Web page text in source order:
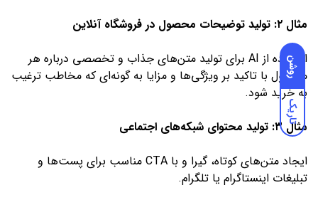
روشن
تاریک
مثال ۲: تولید توضیحات محصول در فروشگاه آنلاین
استفاده از AI برای تولید متن‌های جذاب و تخصصی درباره هر
محصول با تاکید بر ویژگی‌ها و مزایا به گونه‌ای که مخاطب ترغیب
به خرید شود.
مثال ۳: تولید محتوای شبکه‌های اجتماعی
ایجاد متن‌های کوتاه، گیرا و با CTA مناسب برای پست‌ها و
تبلیغات اینستاگرام یا تلگرام.